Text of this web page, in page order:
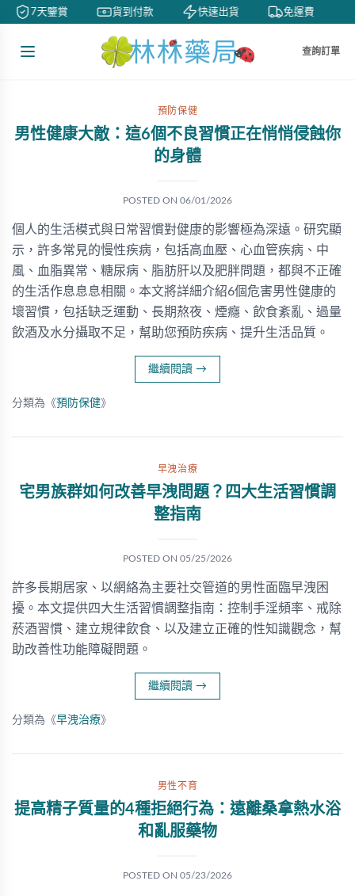
7天鑒賞 貨到付款 快速出貨 免運費
查詢訂單
預防保健
男性健康大敵：這6個不良習慣正在悄悄侵蝕你
的身體
POSTED ON 06/01/2026
個人的生活模式與日常習慣對健康的影響極為深遠。研究顯
示，許多常見的慢性疾病，包括高血壓、心血管疾病、中
風、血脂異常、糖尿病、脂肪肝以及肥胖問題，都與不正確
的生活作息息息相關。本文將詳細介紹6個危害男性健康的
壞習慣，包括缺乏運動、長期熬夜、煙癮、飲食紊亂、過量
飲酒及水分攝取不足，幫助您預防疾病、提升生活品質。
繼續閱讀 →
分類為《預防保健》
早洩治療
宅男族群如何改善早洩問題？四大生活習慣調
整指南
POSTED ON 05/25/2026
許多長期居家、以網絡為主要社交管道的男性面臨早洩困
擾。本文提供四大生活習慣調整指南：控制手淫頻率、戒除
菸酒習慣、建立規律飲食、以及建立正確的性知識觀念，幫
助改善性功能障礙問題。
繼續閱讀 →
分類為《早洩治療》
男性不育
提高精子質量的4種拒絕行為：遠離桑拿熱水浴
和亂服藥物
POSTED ON 05/23/2026